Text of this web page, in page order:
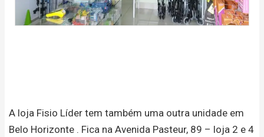
A loja Fisio Líder tem também uma outra unidade em
Belo Horizonte . Fica na Avenida Pasteur, 89 – loja 2 e 4